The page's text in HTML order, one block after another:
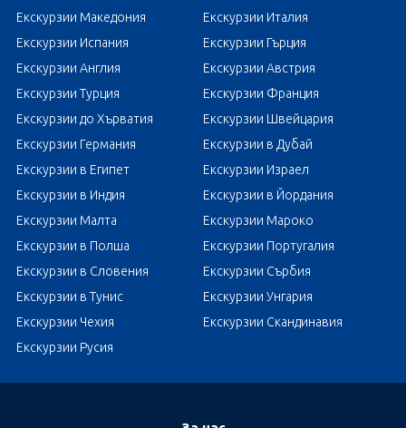
Екскурзии Македония
Екскурзии Италия
Екскурзии Испания
Екскурзии Гърция
Екскурзии Англия
Екскурзии Австрия
Екскурзии Турция
Екскурзии Франция
Екскурзии до Хърватия
Екскурзии Швейцария
Екскурзии Германия
Екскурзии в Дубай
Екскурзии в Египет
Екскурзии Израел
Екскурзии в Индия
Екскурзии в Йордания
Екскурзии Малта
Екскурзии Мароко
Екскурзии в Полша
Екскурзии Португалия
Екскурзии в Словения
Екскурзии Сърбия
Екскурзии в Тунис
Екскурзии Унгария
Екскурзии Чехия
Екскурзии Скандинавия
Екскурзии Русия